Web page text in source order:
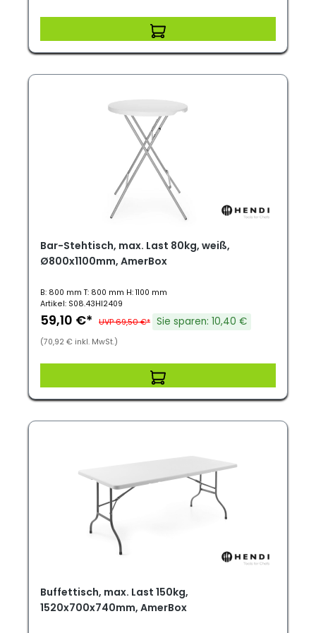
Bar-Stehtisch, max. Last 80kg, weiß,
Ø800x1100mm, AmerBox
B: 800 mm T: 800 mm H: 1100 mm
Artikel: S08.43HI2409
59,10 €* UVP 69,50 €* Sie sparen: 10,40 €
(70,92 € inkl. MwSt.)
Buffettisch, max. Last 150kg,
1520x700x740mm, AmerBox